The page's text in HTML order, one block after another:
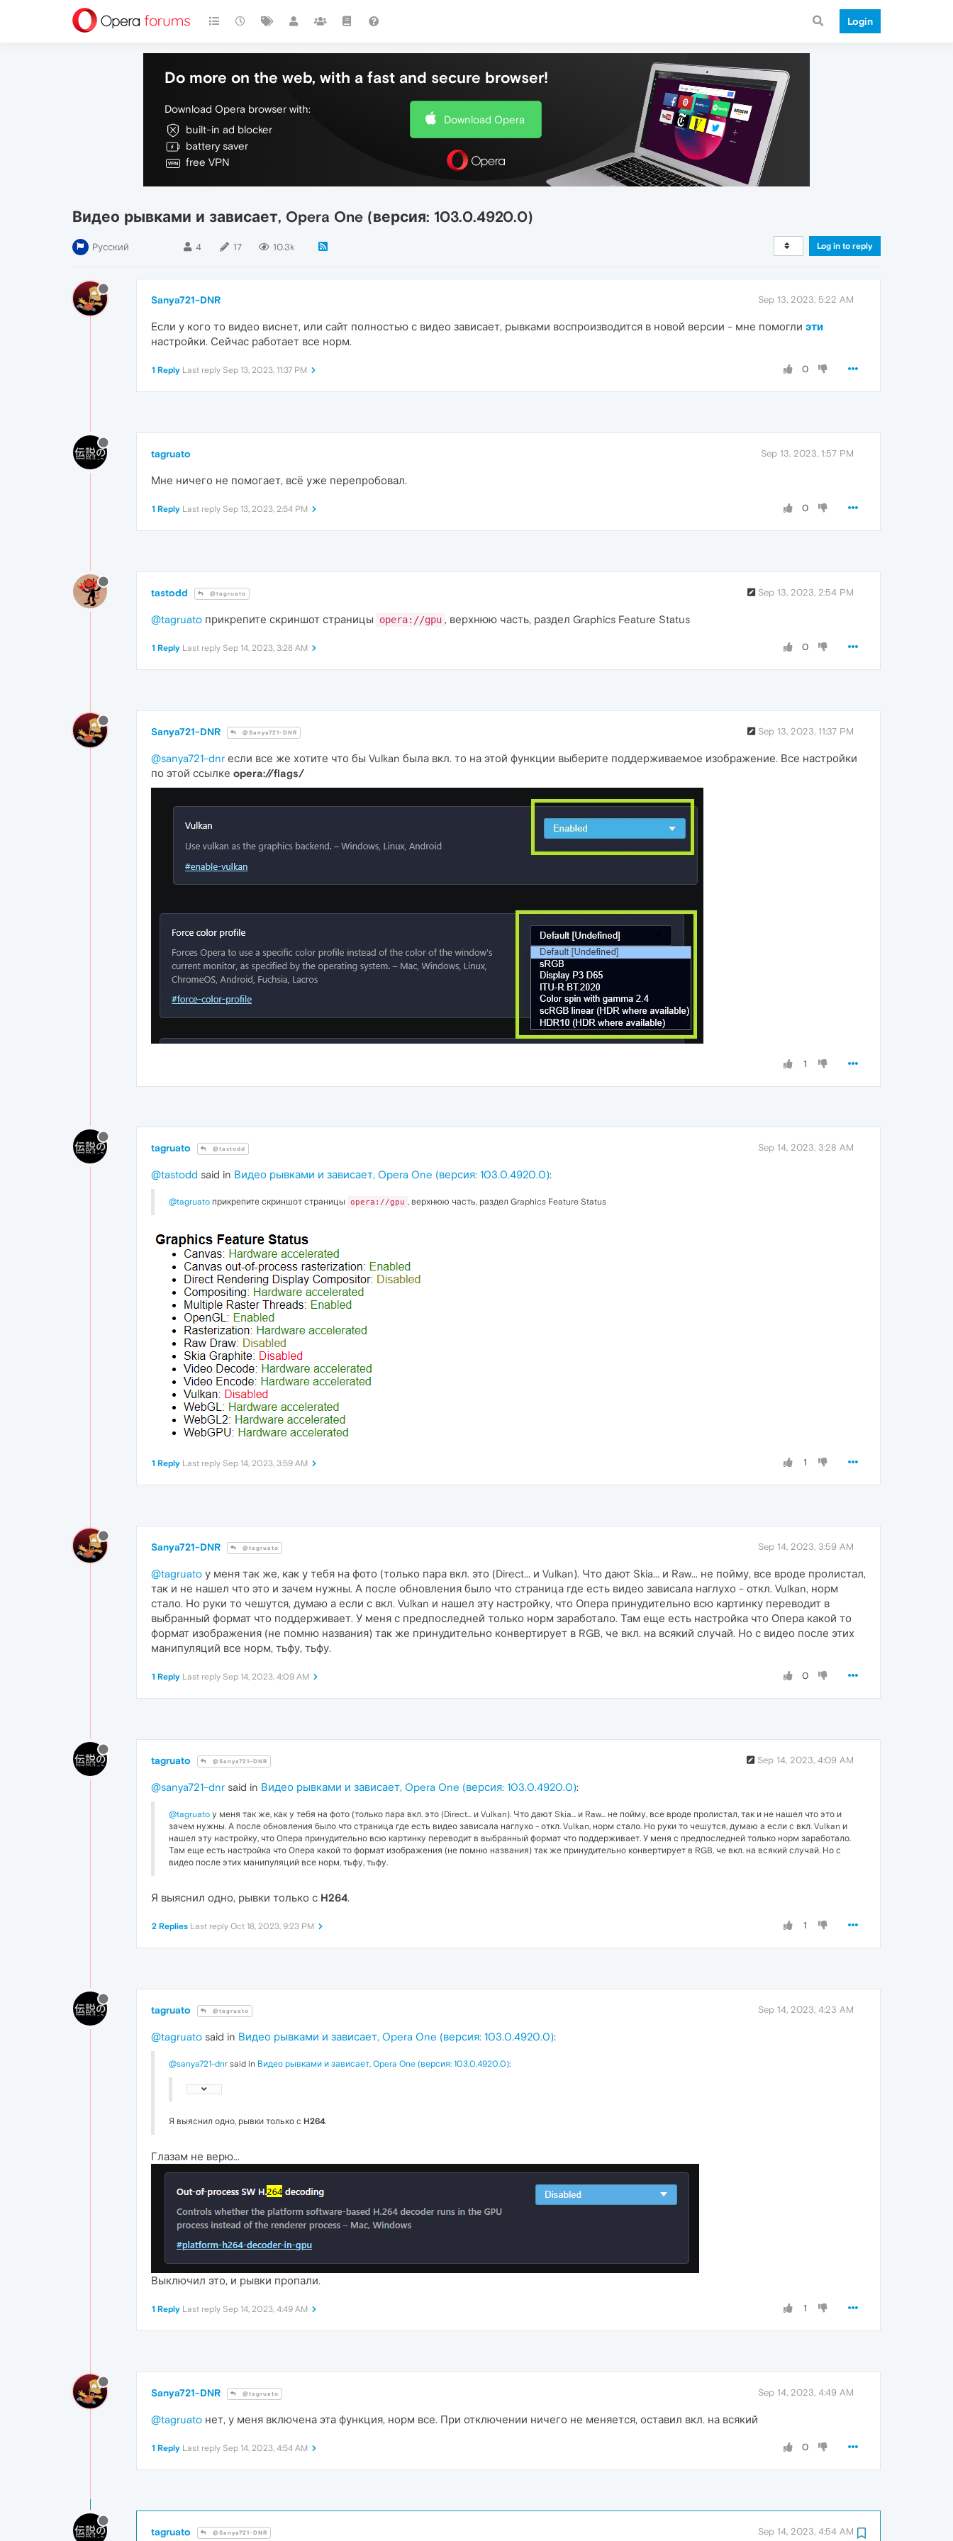
Login
Do more on the web, with a fast and secure browser!
Download Opera browser with:
built-in ad blocker
battery saver
free VPN
Download Opera
Видео рывками и зависает, Opera One (версия: 103.0.4920.0)
Русский 4 17 10.3k Log in to reply
Sanya721-DNR Sep 13, 2023, 5:22 AM
Если у кого то видео виснет, или сайт полностью с видео зависает, рывками воспроизводится в новой версии - мне помогли эти
настройки. Сейчас работает все норм.
0
1 Reply Last reply Sep 13, 2023, 11:37 PM
tagruato Sep 13, 2023, 1:57 PM
Мне ничего не помогает, всё уже перепробовал.
0
1 Reply Last reply Sep 13, 2023, 2:54 PM
tastodd @tagruato Sep 13, 2023, 2:54 PM
@tagruato прикрепите скриншот страницы opera://gpu , верхнюю часть, раздел Graphics Feature Status
0
1 Reply Last reply Sep 14, 2023, 3:28 AM
Sanya721-DNR @Sanya721-DNR Sep 13, 2023, 11:37 PM
@sanya721-dnr если все же хотите что бы Vulkan была вкл. то на этой функции выберите поддерживаемое изображение. Все настройки
по этой ссылке opera://flags/
1
tagruato @tastodd Sep 14, 2023, 3:28 AM
@tastodd said in Видео рывками и зависает, Opera One (версия: 103.0.4920.0):
@tagruato прикрепите скриншот страницы opera://gpu , верхнюю часть, раздел Graphics Feature Status
1
1 Reply Last reply Sep 14, 2023, 3:59 AM
Sanya721-DNR @tagruato Sep 14, 2023, 3:59 AM
@tagruato у меня так же, как у тебя на фото (только пара вкл. это (Direct... и Vulkan). Что дают Skia... и Raw... не пойму, все вроде пролистал,
так и не нашел что это и зачем нужны. А после обновления было что страница где есть видео зависала наглухо - откл. Vulkan, норм
стало. Но руки то чешутся, думаю а если с вкл. Vulkan и нашел эту настройку, что Опера принудительно всю картинку переводит в
выбранный формат что поддерживает. У меня с предпоследней только норм заработало. Там еще есть настройка что Опера какой то
формат изображения (не помню названия) так же принудительно конвертирует в RGB, че вкл. на всякий случай. Но с видео после этих
манипуляций все норм, тьфу, тьфу.
0
1 Reply Last reply Sep 14, 2023, 4:09 AM
tagruato @Sanya721-DNR Sep 14, 2023, 4:09 AM
@sanya721-dnr said in Видео рывками и зависает, Opera One (версия: 103.0.4920.0):
@tagruato у меня так же, как у тебя на фото (только пара вкл. это (Direct... и Vulkan). Что дают Skia... и Raw... не пойму, все вроде пролистал, так и не нашел что это и
зачем нужны. А после обновления было что страница где есть видео зависала наглухо - откл. Vulkan, норм стало. Но руки то чешутся, думаю а если с вкл. Vulkan и
нашел эту настройку, что Опера принудительно всю картинку переводит в выбранный формат что поддерживает. У меня с предпоследней только норм заработало.
Там еще есть настройка что Опера какой то формат изображения (не помню названия) так же принудительно конвертирует в RGB, че вкл. на всякий случай. Но с
видео после этих манипуляций все норм, тьфу, тьфу.
Я выяснил одно, рывки только с H264.
1
2 Replies Last reply Oct 18, 2023, 9:23 PM
tagruato @tagruato Sep 14, 2023, 4:23 AM
@tagruato said in Видео рывками и зависает, Opera One (версия: 103.0.4920.0):
@sanya721-dnr said in Видео рывками и зависает, Opera One (версия: 103.0.4920.0):
Я выяснил одно, рывки только с H264.
Глазам не верю...
Выключил это, и рывки пропали.
1
1 Reply Last reply Sep 14, 2023, 4:49 AM
Sanya721-DNR @tagruato Sep 14, 2023, 4:49 AM
@tagruato нет, у меня включена эта функция, норм все. При отключении ничего не меняется, оставил вкл. на всякий
0
1 Reply Last reply Sep 14, 2023, 4:54 AM
tagruato @Sanya721-DNR Sep 14, 2023, 4:54 AM